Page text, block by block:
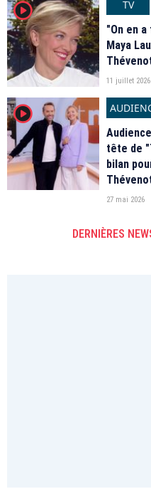
player2
TV
"On en
Maya
11 juillet 2026
player2
tête de
bilan
27 mai 2026
DERNIÈRES